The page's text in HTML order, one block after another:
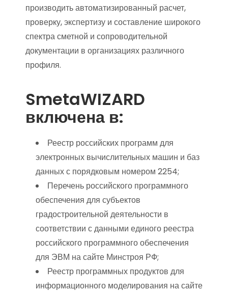
производить автоматизированный расчет,
проверку, экспертизу и составление широкого
спектра сметной и сопроводительной
документации в организациях различного
профиля.
SmetaWIZARD
включена в:
Реестр российских программ для
электронных вычислительных машин и баз
данных с порядковым номером 2254;
Перечень российского программного
обеспечения для субъектов
градостроительной деятельности в
соответствии с данными единого реестра
российского программного обеспечения
для ЭВМ на сайте Минстроя РФ;
Реестр программных продуктов для
информационного моделирования на сайте